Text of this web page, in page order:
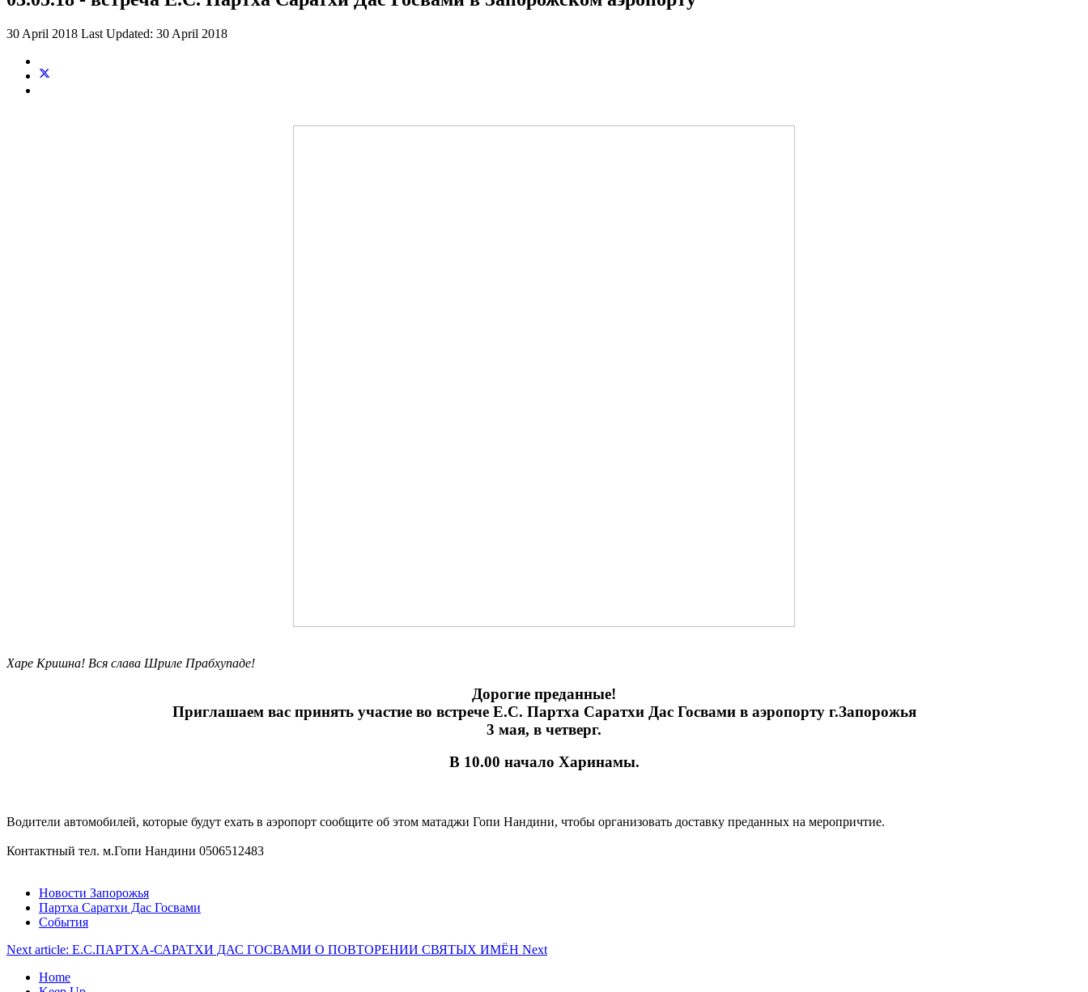
30 April 2018 Last Updated: 30 April 2018
Харе Кришна! Вся слава Шриле Прабхупаде!
Дорогие преданные!
Приглашаем вас принять участие во встрече Е.С. Партха Саратхи Дас Госвами в аэропорту г.Запорожья
3 мая, в четверг.
В 10.00 начало Харинамы.
Водители автомобилей, которые будут ехать в аэропорт сообщите об этом матаджи Гопи Нандини, чтобы организовать доставку преданных на меропричтие.
Контактный тел. м.Гопи Нандини 0506512483
Новости Запорожья
Партха Саратхи Дас Госвами
События
Next article: Е.С.ПАРТХА-САРАТХИ ДАС ГОСВАМИ О ПОВТОРЕНИИ СВЯТЫХ ИМЁН Next
Home